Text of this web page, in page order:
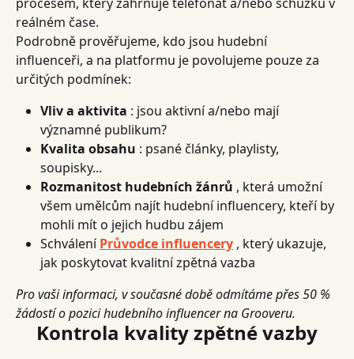
reálném čase.
Podrobně prověřujeme, kdo jsou hudební
influenceři, a na platformu je povolujeme pouze za
určitých podmínek:
Vliv a aktivita : jsou aktivní a/nebo mají
významné publikum?
Kvalita obsahu : psané články, playlisty,
soupisky...
Rozmanitost hudebních žánrů , která umožní
všem umělcům najít hudební influencery, kteří by
mohli mít o jejich hudbu zájem
Schválení Průvodce influencery , který ukazuje,
jak poskytovat kvalitní zpětná vazba
Pro vaši informaci, v současné době odmítáme přes 50 %
žádostí o pozici hudebního influencer na Grooveru.
Kontrola kvality zpětné vazby